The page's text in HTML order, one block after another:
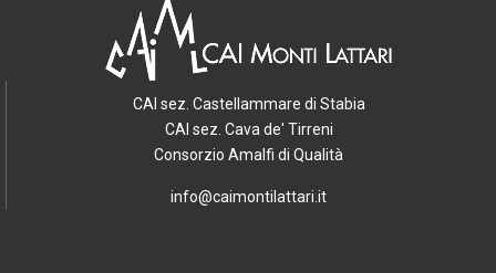
CAI sez. Castellammare di Stabia
CAI sez. Cava de' Tirreni
Consorzio Amalfi di Qualità
info@caimontilattari.it